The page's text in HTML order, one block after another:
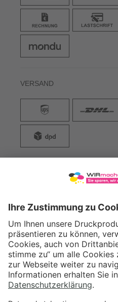
VERSAND
WIRmachenDRUCK GmbH
71522 Backnang
Tel.: +49 (0) 711 995 982 - 20
Fax: +49 (0) 711 995 982 - 21
SOCIAL MEDIA